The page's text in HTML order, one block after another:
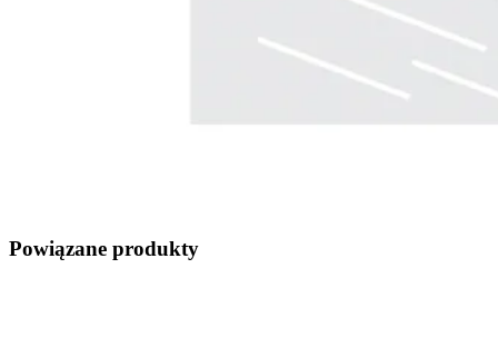
Powiązane produkty